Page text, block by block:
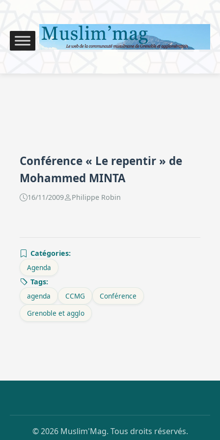
Conférence « Le repentir » de
Mohammed MINTA
16/11/2009 Philippe Robin
Catégories:
Agenda
Tags:
agenda
CCMG
Conférence
Grenoble et agglo
© 2026 Muslim'Mag. Tous droits réservés.